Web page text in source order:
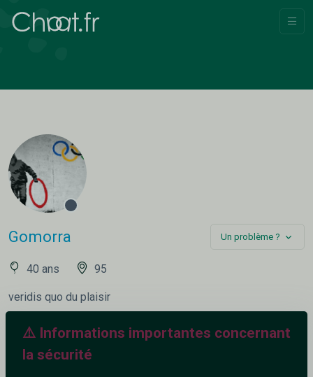
⚠️ Informations importantes concernant
la sécurité
Gomorra Un problème ?
40 ans 95
veridis quo du plaisir
484+